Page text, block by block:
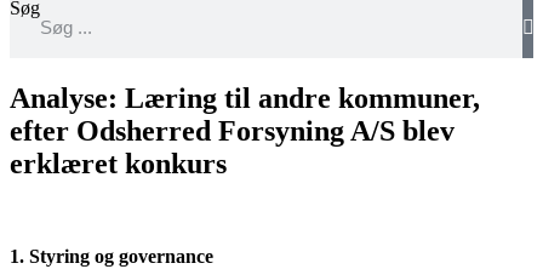
Søg
Analyse: Læring til andre kommuner,
efter Odsherred Forsyning A/S blev
erklæret konkurs
1. Styring og governance